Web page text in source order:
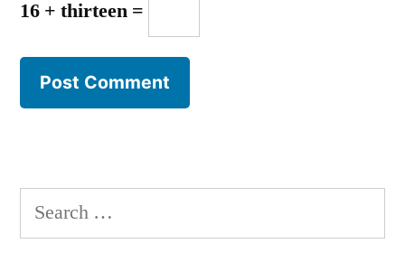
16 + thirteen =
Search
for: